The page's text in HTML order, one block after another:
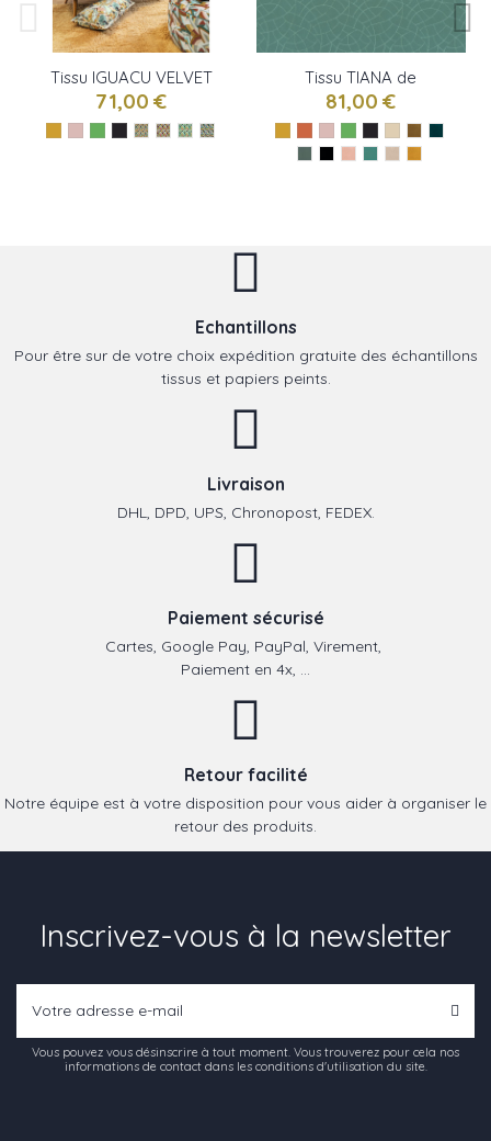
Tissu IGUACU VELVET
de Camengo
71,00 €
Tissu TIANA de
Camengo
81,00 €
Echantillons
Pour être sur de votre choix expédition gratuite des échantillons
tissus et papiers peints.
Livraison
DHL, DPD, UPS, Chronopost, FEDEX.
Paiement sécurisé
Cartes, Google Pay, PayPal, Virement,
Paiement en 4x, ...
Retour facilité
Notre équipe est à votre disposition pour vous aider à organiser le
retour des produits.
Inscrivez-vous à la newsletter
Vous pouvez vous désinscrire à tout moment. Vous trouverez pour cela nos
informations de contact dans les conditions d'utilisation du site.